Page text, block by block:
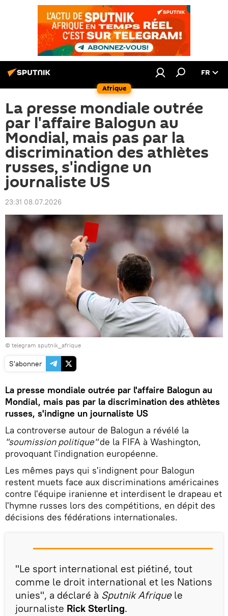
Afrique
FR
La presse mondiale outrée
par l'affaire Balogun au
Mondial, mais pas par la
discrimination des athlètes
russes, s'indigne un
journaliste US
23:31 08.07.2026
© telegram sputnik_afrique
S'abonner
La presse mondiale outrée par l'affaire Balogun au
Mondial, mais pas par la discrimination des athlètes
russes, s'indigne un journaliste US
La controverse autour de Balogun a révélé la
"soumission politique"de la FIFA à Washington,
provoquant l'indignation européenne.
Les mêmes pays qui s'indignent pour Balogun
restent muets face aux discriminations américaines
contre l'équipe iranienne et interdisent le drapeau et
l'hymne russes lors des compétitions, en dépit des
décisions des fédérations internationales.
"Le sport international est piétiné, tout
comme le droit international et les Nations
unies", a déclaré à Sputnik Afriquele
journaliste Rick Sterling.